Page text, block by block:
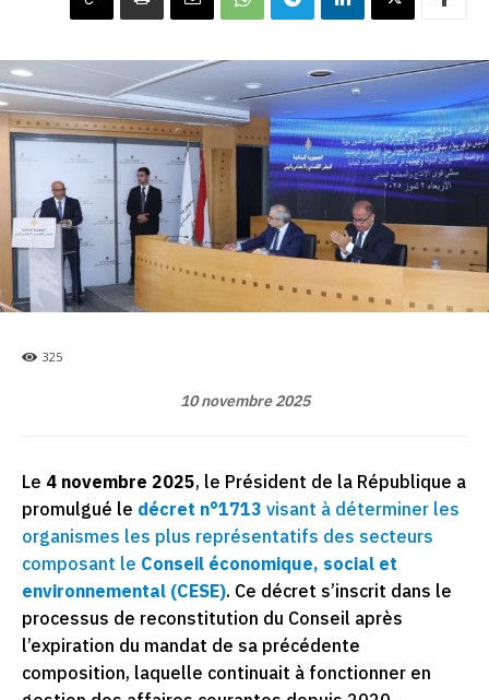
325
10 novembre 2025
Le 4 novembre 2025, le Président de la République a
promulgué le décret n°1713 visant à déterminer les
organismes les plus représentatifs des secteurs
composant le Conseil économique, social et
environnemental (CESE). Ce décret s’inscrit dans le
processus de reconstitution du Conseil après
l’expiration du mandat de sa précédente
composition, laquelle continuait à fonctionner en